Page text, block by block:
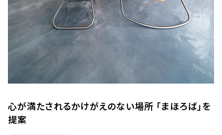
心が満たされるかけがえのない場所 「まほろば」を
提案